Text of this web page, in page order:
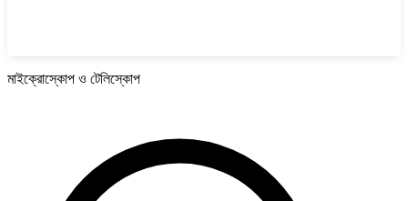
মাইক্রোস্কোপ ও টেলিস্কোপ